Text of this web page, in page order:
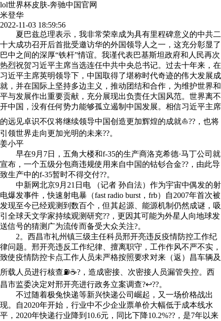
lol世界杯皮肤-奔驰中国官网
米登华
2022-11-03 18:59:56
夏巴兹总理表示，我非常荣幸成为具有里程碑意义的中共二
十大成功召开后首批受邀访华的外国领导人之一，这充分彰显了
巴中之间的深厚“铁杆”情谊。我谨代表巴基斯坦政府和人民再次
热烈祝贺习近平主席当选连任中共中央总书记。过去十年来，在
习近平主席英明领导下，中国取得了堪称时代奇迹的伟大发展成
就，并在国际上坚持多边主义，推动团结和合作，为维护世界和
平与发展作出重要贡献，充分展现出负责任大国风范。世界离不
开中国，没有任何势力能够孤立遏制中国发展。相信习近平主席
的远见卓识不仅将继续领导中国创造更加辉煌的成就⛵??，也将
引领世界走向更加光明的未来??。
姜小平
早在9月7日，五角大楼和f-35的生产商洛克希德·马丁公司就
宣布，一个五级分包商违规使用来自中国的钴钐合金??，由此导
致生产中的f-35暂时不得交付??。
中新网北京9月21日电 （记者 孙自法）作为宇宙中偶发的射
电爆发事件，快速射电暴（fast radio burst，frb）自2007年首次被
发现至今已经观测到数百个，但其起源、能源机制仍然成谜，吸
引全球天文学家持续观测研究??，更因其可能为外星人向地球发
送信号的猜测广为流传而备受大众关注?。
2。西昌市礼州镇三级主任科员邢开亮违反疫情防控工作纪
律问题。邢开亮违反工作纪律、擅离职守，工作作风不严不实，
致使疫情防控卡点工作人员未严格按照要求对来（返）昌车辆及
所载人员进行核查⛽☕?，造成密接、次密接人员漏管失控。西
昌市监委决定对邢开亮进行政务立案调查?↩??。
不过随着极兔快递等新兴快递公司崛起，又一场价格战出
现。自2020年开始，行业中不少企业票单价大幅低于成本线水
平，2020年快递行业降到10.6元，同比下降10.2%??，是7年以来